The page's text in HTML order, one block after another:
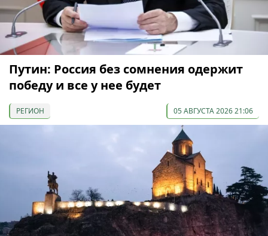
Путин: Россия без сомнения одержит
победу и все у нее будет
РЕГИОН 05 АВГУСТА 2026 21:06